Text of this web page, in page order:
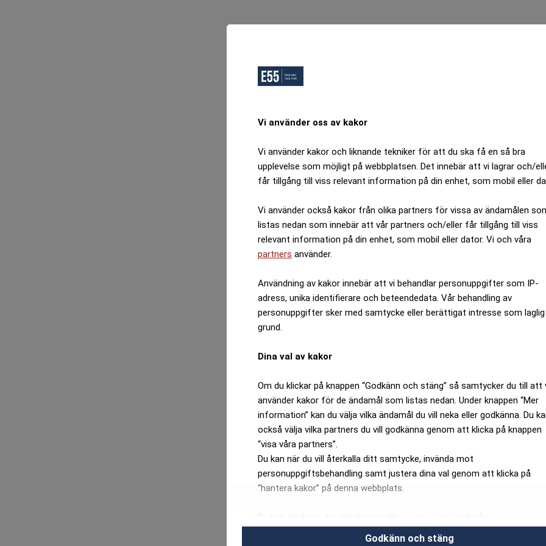
Vi använder oss av kakor
Vi använder kakor och liknande tekniker för att du ska få en så bra
upplevelse som möjligt på webbplatsen. Det innebär att vi lagrar och/
får tillgång till viss relevant information på din enhet, som mobil eller
Vi använder också kakor från olika partners för vissa av ändamålen
listas nedan som innebär att vår partners och/eller får tillgång till viss
relevant information på din enhet, som mobil eller dator. Vi och våra
partners använder.
Användning av kakor innebär att vi behandlar personuppgifter som IP-
adress, unika identifierare och beteendedata. Vår behandling av
personuppgifter sker med samtycke eller berättigat intresse som laglig
grund.
Dina val av kakor
Om du klickar på knappen “Godkänn och stäng” så samtycker du till att
använder kakor för de ändamål som listas nedan. Under knappen “Mer
information” kan du välja vilka ändamål du vill neka eller godkänna. Du
också välja vilka partners du vill godkänna genom att klicka på knappen
“visa våra partners”.
Du kan när du vill återkalla ditt samtycke, invända mot
personuppgiftsbehandling samt justera dina val genom att klicka på
“hantera kakor” på denna webbplats.
Godkänn och stäng
Oops, Ett fel inträffade.